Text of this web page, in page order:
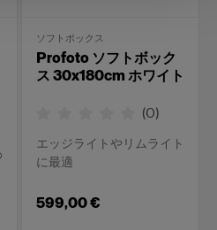
ソフトボックス
Profoto ソフトボック
ス 30x180cm ホワイト
(0)
エッジライトやリムライト
に最適
599,00 €